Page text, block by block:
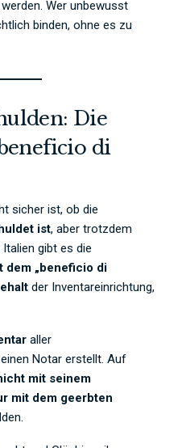
Wer unbewusst
binden, ohne es zu
Die
di
sicher ist, ob die
ist, aber trotzdem
gibt es die
dem „beneficio di
der Inventareinrichtung,
aller
Notar erstellt. Auf
mit seinem
mit dem geerbten